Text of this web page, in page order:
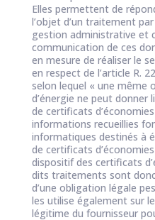
Elles permettent de
l’objet d’un traitement
gestion administrative et
communication de ces
en mesure de réaliser le
en respect de l’article R.
selon lequel « une même
d’énergie ne peut donner
de certificats
informations recueillies
informatiques destinés à
de certificats
dispositif des certificats
dits traitements sont
d’une obligation légale
les utilise également sur
légitime du fournisseur